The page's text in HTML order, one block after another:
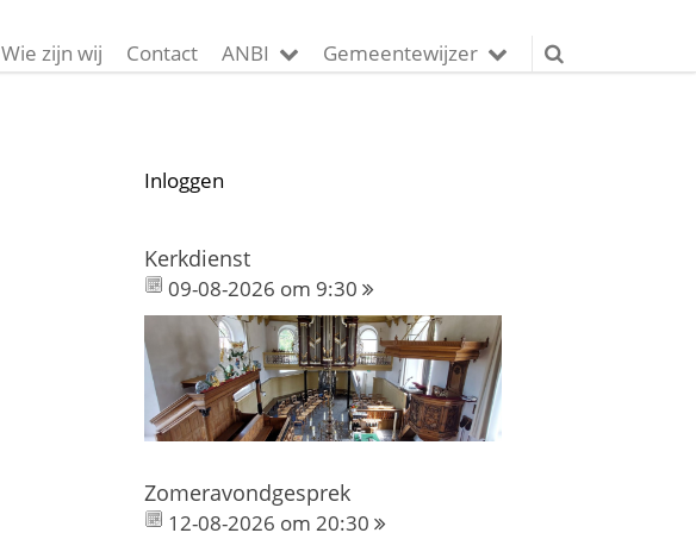
Wie zijn wij Contact ANBI Gemeentewijzer
Inloggen
Kerkdienst
09-08-2026 om 9:30
Zomeravondgesprek
12-08-2026 om 20:30